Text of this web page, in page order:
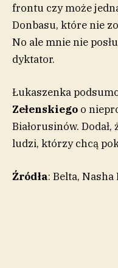
frontu czy może
Donbasu, które nie
No ale mnie nie
dyktator.
Łukaszenka
Zełenskiego o
Białorusinów.
ludzi, którzy chcą
Źródła: Belta, Nasha